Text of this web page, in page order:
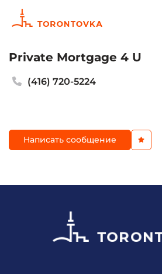
Private Mortgage 4 U
(416) 720-5224
Написать сообщение